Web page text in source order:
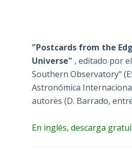
"Postcards from the
Universe" , editado por
Southern Observatory"
Astronómica
autores (D. Barrado,
En inglés, descarga